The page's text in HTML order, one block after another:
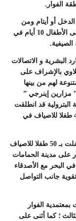
أو أيتام ومن
بينهم كذلك ناجحون بتفوق في المدارس. وقد قضى الأطفال 10 أيام في
الصيفية.
البشرية و الاتصالات
بالإشراف على
لهم من بينها
مزارين إينرجي ”
البترولية قد انطلقت
في هذه المبادرة منذ سنة 2023 حيث تكفلت بـ 40 طفلا للاصياف في
وسنة 2024 قامت الشركة بالترفيع في العدد وتكفلت بـ 50 طفلا للاصياف
على مدينة الحمامات
البحر مع الأصدقاء
جانب التواصل
الفوار
؛ كما أثنى على